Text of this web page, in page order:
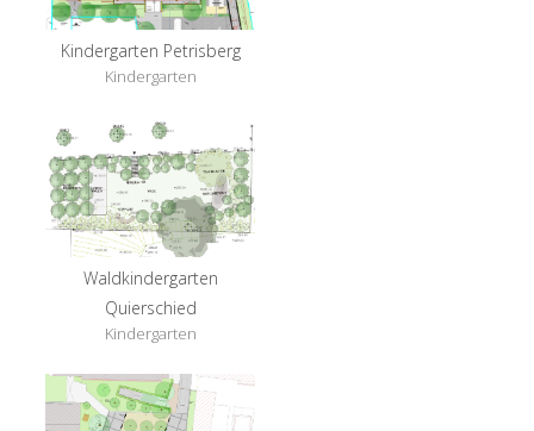
Kindergarten Petrisberg
Kindergarten
Waldkindergarten
Quierschied
Kindergarten